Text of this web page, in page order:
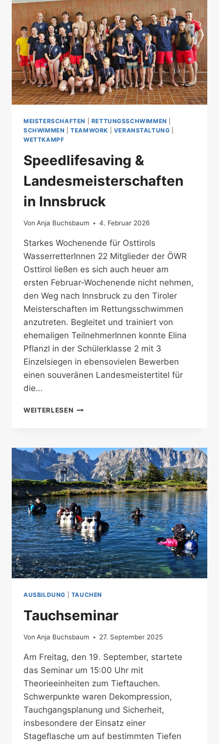
MEISTERSCHAFTEN RETTUNGSSCHWIMMEN
SCHWIMMEN |TEAMWORK VERANSTALTUNG
WETTKAMPF
Speedlifesaving &
Landesmeisterschaften
in Innsbruck
Von Anja Buchsbaum 4. Februar 2026
Starkes Wochenende für Osttirols
WasserretterInnen 22 Mitglieder der ÖWR
Osttirol ließen es sich auch heuer am
ersten Februar-Wochenende nicht nehmen,
den Weg nach Innsbruck zu den Tiroler
Meisterschaften im Rettungsschwimmen
anzutreten. Begleitet und trainiert von
ehemaligen TeilnehmerInnen konnte Elina
Pflanzl in der Schülerklasse 2 mit 3
Einzelsiegen in ebensovielen Bewerben
einen souveränen Landesmeistertitel für
die…
WEITERLESEN SPEEDLIFESAVING
INNSBRUCK
AUSBILDUNG TAUCHEN
Tauchseminar
Von Anja Buchsbaum 27. September 2025
Am Freitag, den 19. September, startete
das Seminar um 15:00 Uhr mit
Theorieeinheiten zum Tieftauchen.
Schwerpunkte waren Dekompression,
Tauchgangsplanung und Sicherheit,
insbesondere der Einsatz einer
Stageflasche um auf bestimmten Tiefen